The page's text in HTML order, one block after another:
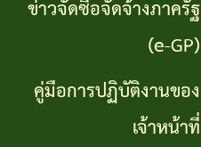
ท่อง
เที่ยว
ข่าวจัดซื้อจัดจ้างภาครัฐ
(e-GP)
คู่มือการปฏิบัติงานของ
เจ้าหน้าที่